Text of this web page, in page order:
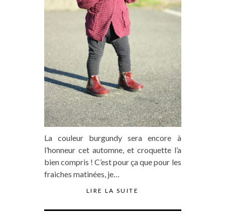
La couleur burgundy sera encore à
l’honneur cet automne, et croquette l’a
bien compris ! C’est pour ça que pour les
fraiches matinées, je…
LIRE LA SUITE